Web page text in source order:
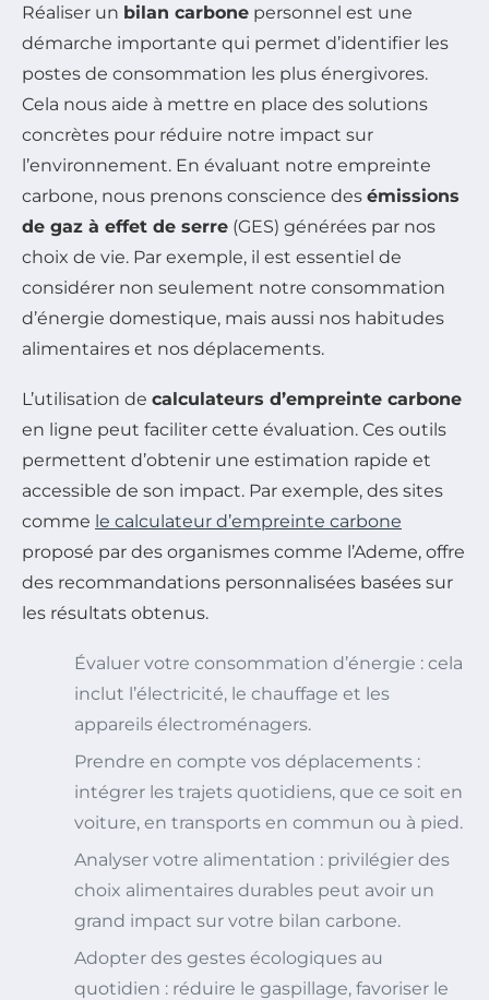
Réaliser un bilan carbone personnel est une
démarche importante qui permet d’identifier les
postes de consommation les plus énergivores.
Cela nous aide à mettre en place des solutions
concrètes pour réduire notre impact sur
l’environnement. En évaluant notre empreinte
carbone, nous prenons conscience des émissions
de gaz à effet de serre (GES) générées par nos
choix de vie. Par exemple, il est essentiel de
considérer non seulement notre consommation
d’énergie domestique, mais aussi nos habitudes
alimentaires et nos déplacements.
L’utilisation de calculateurs d’empreinte carbone
en ligne peut faciliter cette évaluation. Ces outils
permettent d’obtenir une estimation rapide et
accessible de son impact. Par exemple, des sites
comme le calculateur d’empreinte carbone
proposé par des organismes comme l’Ademe, offre
des recommandations personnalisées basées sur
les résultats obtenus.
Évaluer votre consommation d’énergie : cela
inclut l’électricité, le chauffage et les
appareils électroménagers.
Prendre en compte vos déplacements :
intégrer les trajets quotidiens, que ce soit en
voiture, en transports en commun ou à pied.
Analyser votre alimentation : privilégier des
choix alimentaires durables peut avoir un
grand impact sur votre bilan carbone.
Adopter des gestes écologiques au
quotidien : réduire le gaspillage, favoriser le